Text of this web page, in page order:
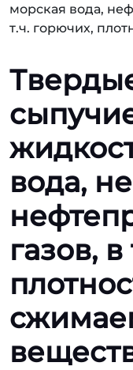
морская вода,
т.ч. горючих,
вода,
газов,